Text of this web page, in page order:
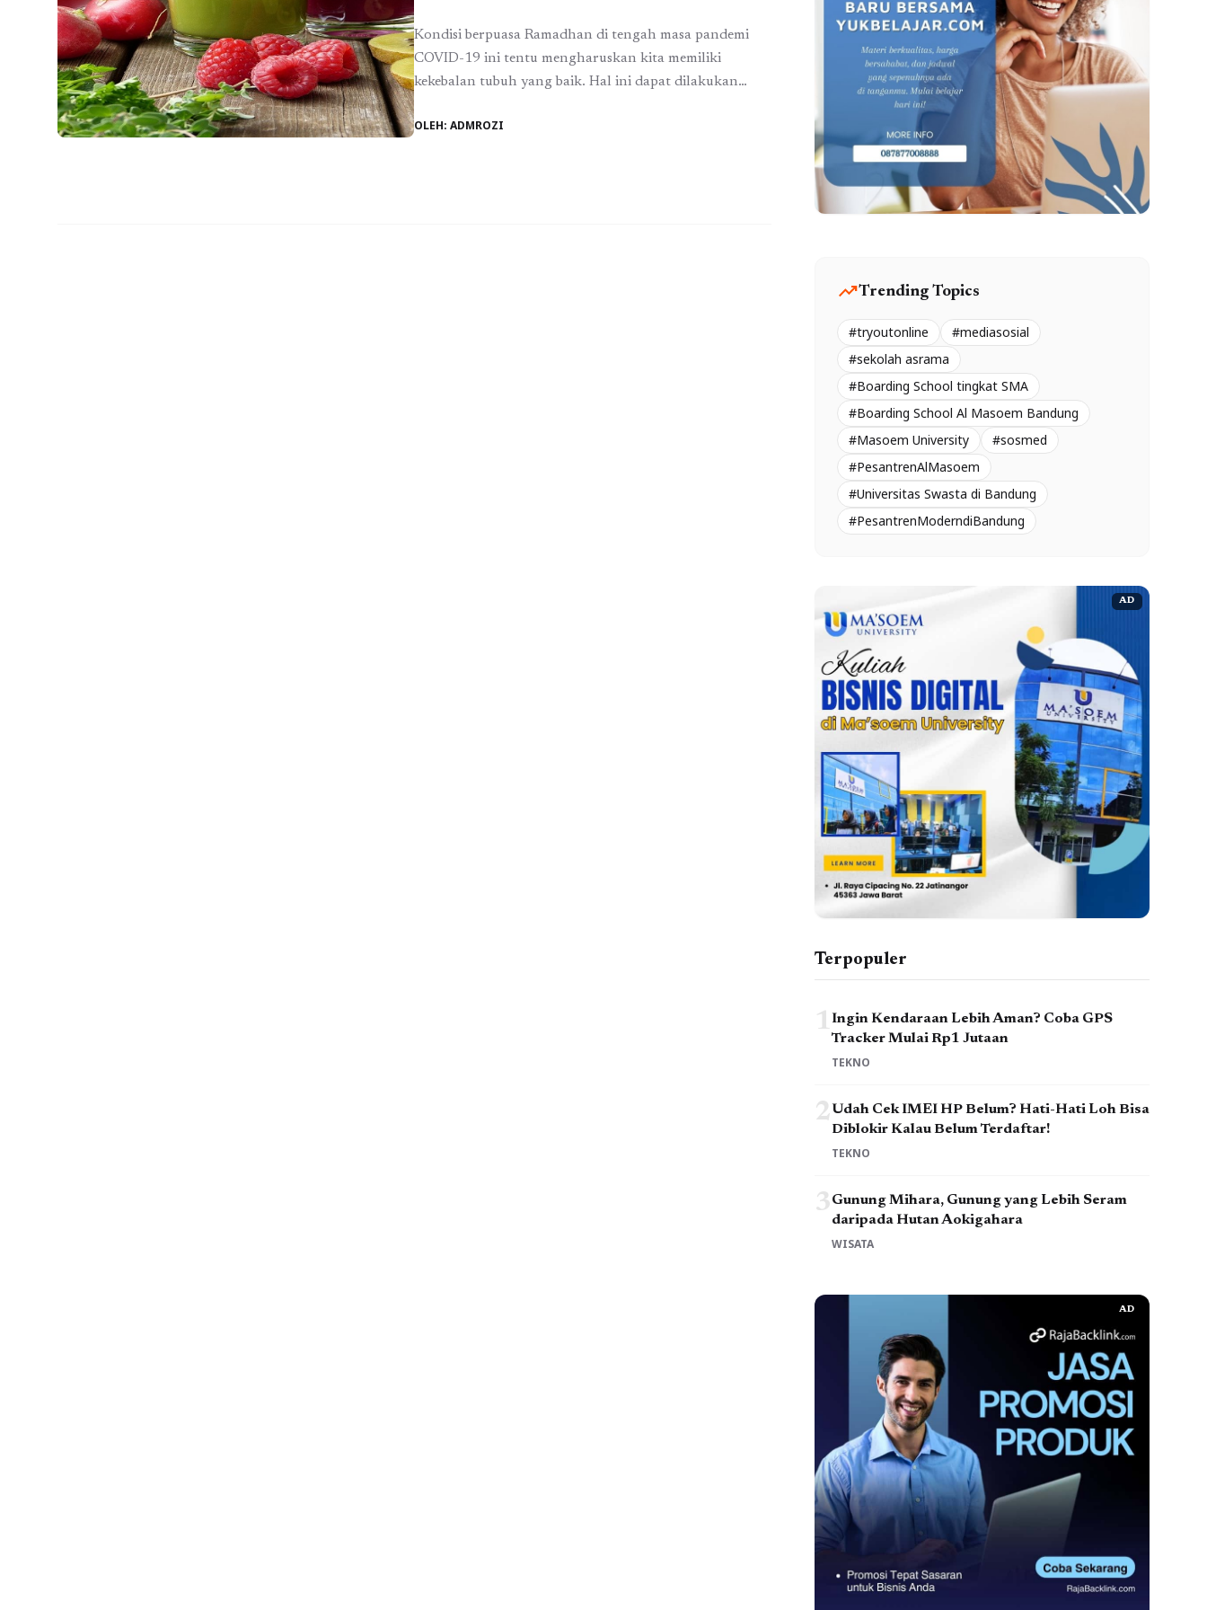
Kondisi berpuasa Ramadhan di tengah masa pandemi
COVID-19 ini tentu mengharuskan kita memiliki
kekebalan tubuh yang baik. Hal ini dapat dilakukan
sehat dan tepat. Dengan menjaga nutrisi yang baik, hal
OLEH: ADMROZI
trending_upTrending Topics
#tryoutonline
#mediasosial
#sekolah asrama
#Boarding School tingkat SMA
#Boarding School Al Masoem Bandung
#Masoem University
#sosmed
#PesantrenAlMasoem
#Universitas Swasta di Bandung
#PesantrenModerndiBandung
AD
Terpopuler
1Ingin Kendaraan Lebih Aman? Coba GPS
Tracker Mulai Rp1 Jutaan
TEKNO
2Udah Cek IMEI HP Belum? Hati-Hati Loh Bisa
Diblokir Kalau Belum Terdaftar!
TEKNO
3Gunung Mihara, Gunung yang Lebih Seram
daripada Hutan Aokigahara
WISATA
AD